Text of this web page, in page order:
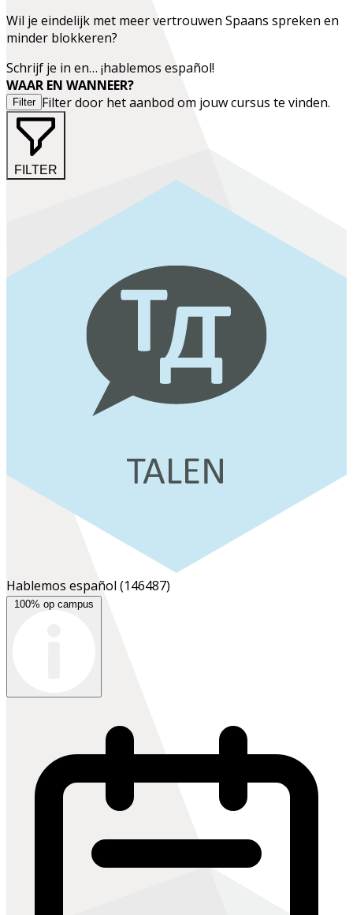
Wil je eindelijk met meer vertrouwen Spaans spreken en
minder blokkeren?
Schrijf je in en… ¡hablemos español!
WAAR EN WANNEER?
Filter Filter door het aanbod om jouw cursus te vinden.
FILTER
Hablemos español (146487)
100% op campus